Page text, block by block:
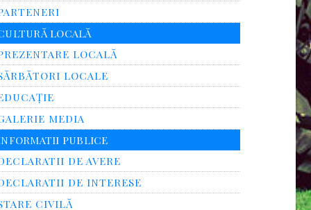
LOCALĂ
LOCALĂ
LOCALE
MEDIA
PUBLICE
DE AVERE
DE INTERESE
CIVILĂ